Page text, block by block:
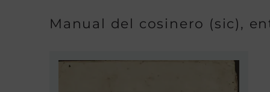
Manual del cosinero (sic),